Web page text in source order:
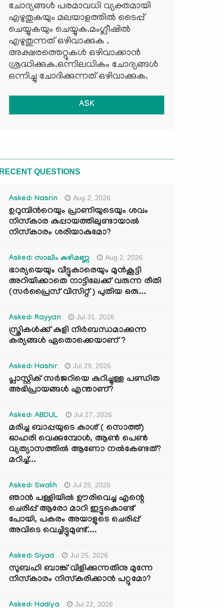
ചോദ്യങ്ങള്‍ പരമാവധി വ്യക്തമായി
എഴുതുകയും മലയാളത്തില്‍ ടൈപ്പ്
ചെയ്യുകയും ചെയ്യുക.മംഗ്ലീഷില്‍
എഴുതുന്നത് ഒഴിവാക്കുക .
അക്ഷരത്തെറ്റുകള്‍ ഒഴിവാക്കാന്‍
ശ്രദ്ധിക്കുക.ഒന്നിലധികം ചോദ്യങ്ങള്‍
ഒന്നിച്ചു ചോദിക്കുന്നത് ഒഴിവാക്കുക.
ASK
RECENT QUESTIONS
Asked: Nasrin Aug 2, 2026
ഉറുമ്പിന്‍റെയും പ്രാണിയുടെയും ശവം
നിസ്കാര കുപ്പായത്തിലുണ്ടായാൽ
നിസ്കാരം ശരിയാകുമോ?
Asked: സാലിം കുഴിമണ്ണ Aug 2, 2026
ഭാര്യയെയും വീട്ടുകാരെയും മുൻകൂട്ടി
അറിയിക്കാതെ നാട്ടിലേക്ക് വരുന്ന രീതി
(സർപ്രൈസ് വിസിറ്റ് ) പുതിയ ഒരു...
Asked: Rayyan Jul 31, 2026
സ്ത്രികൾക്ക് കുളി നിർബന്ധമാക്കുന്ന
കര്യങ്ങൾ ഏതൊക്കെയാണ് ?
Asked: Hashir Jul 29, 2026
പ്ലാസ്റ്റിക് സർജറിയെ കുറിച്ചുള്ള പണ്ഡിത
അഭിപ്രായങ്ങൾ എന്താണ്?
Asked: ABDUL Jul 27, 2026
മരിച്ച ബാപ്പയുടെ കാശ് ( സൊത്ത്)
ഓഹരി വെക്കുമ്പോൾ, ആണ്‍ പെണ്‍
വ്യത്യാസത്തില്‍ ആണോ നല്‍കേണ്ടത്?
മറിച്ച്...
Asked: Swalih Jul 25, 2026
ഞാൻ പള്ളിയിൽ ഊരിവെച്ച എന്റെ
ചെരിപ്പ് ആരോ മാറി ഇട്ടുകൊണ്ട്
പോയി, പകരം അയാളുടെ ചെരിപ്പ്
അവിടെ വെച്ചിട്ടുമുണ്ട്....
Asked: Siyad Jul 25, 2026
സുബഹി ബാങ്ക് വിളിക്കുന്നതിനു മുന്നേ
നിസ്കാരം നിസ്കരിക്കാൻ പറ്റുമോ?
Asked: Hadiya Jul 22, 2026